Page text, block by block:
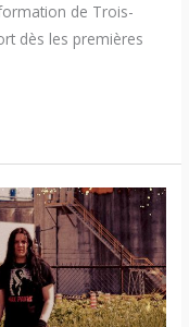
de Trois-
dès les premières